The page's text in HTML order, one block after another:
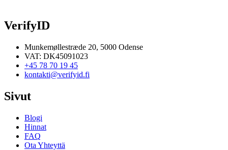
VerifyID
Munkemøllestræde 20, 5000 Odense
VAT: DK45091023
+45 78 70 19 45
kontakti@verifyid.fi
Sivut
Blogi
Hinnat
FAQ
Ota Yhteyttä